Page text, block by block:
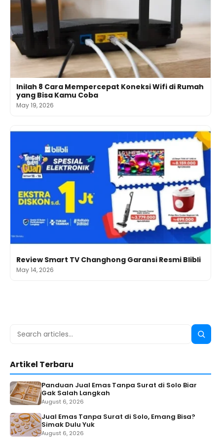
Inilah 8 Cara Mempercepat Koneksi Wifi di Rumah
yang Bisa Kamu Coba
May 19, 2026
Review Smart TV Changhong Garansi Resmi Blibli
May 14, 2026
Search
Search
Artikel Terbaru
Panduan Jual Emas Tanpa Surat di Solo Biar
Gak Salah Langkah
August 6, 2026
Jual Emas Tanpa Surat di Solo, Emang Bisa?
Simak Dulu Yuk
August 6, 2026